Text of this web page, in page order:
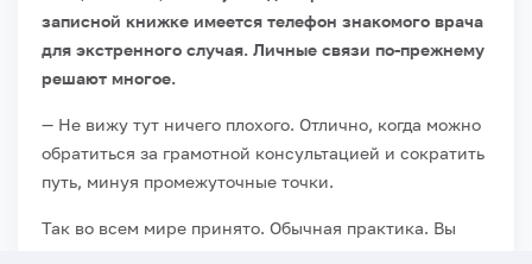
записной книжке имеется телефон знакомого врача
для экстренного случая. Личные связи по-прежнему
решают многое.
— Не вижу тут ничего плохого. Отлично, когда можно
обратиться за грамотной консультацией и сократить
путь, минуя промежуточные точки.
Так во всем мире принято. Обычная практика. Вы